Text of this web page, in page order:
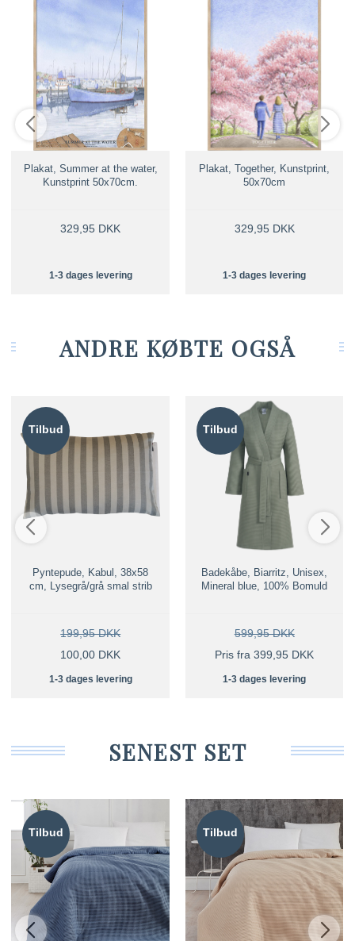
Plakat, Summer at the water,
Kunstprint 50x70cm.
329,95 DKK
1-3 dages levering
Plakat, Together, Kunstprint,
50x70cm
329,95 DKK
1-3 dages levering
ANDRE KØBTE OGSÅ
Tilbud
Pyntepude, Kabul, 38x58
cm, Lysegrå/grå smal strib
199,95 DKK
100,00 DKK
1-3 dages levering
Tilbud
Badekåbe, Biarritz, Unisex,
Mineral blue, 100% Bomuld
599,95 DKK
Pris fra 399,95 DKK
1-3 dages levering
SENEST SET
Tilbud Tilbud